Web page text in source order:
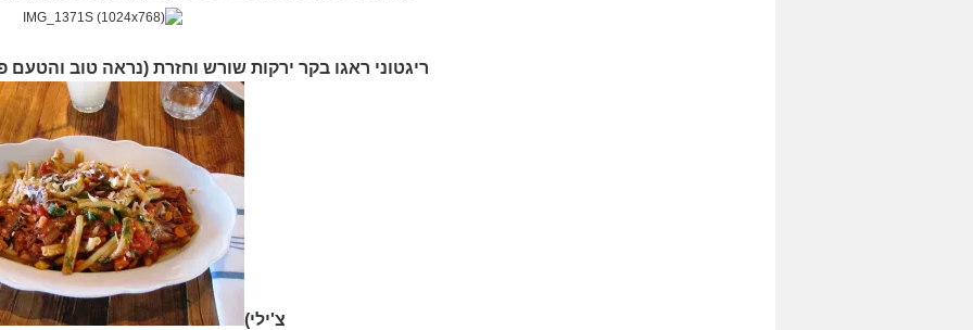
ריגטוני ראגו בקר ירקות שורש וחזרת (נראה טוב
צ'ילי)